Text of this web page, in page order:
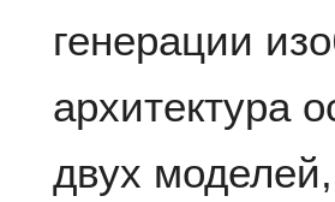
генерации
архитектура
двух